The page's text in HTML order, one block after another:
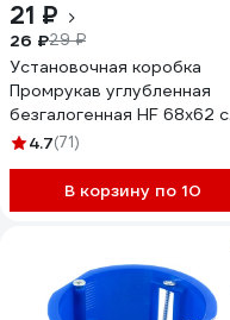
21 ₽
26 ₽29 ₽
Установочная коробка
Промрукав углубленная
безгалогенная HF 68х62 с
саморезами 80-0510С
4.7(71)
В корзину по 10